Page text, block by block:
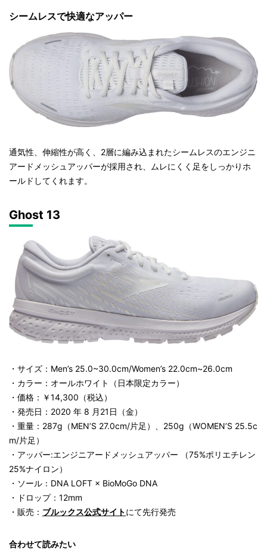
シームレスで快適なアッパー
通気性、伸縮性が高く、2層に編み込まれたシームレスのエンジニ
アードメッシュアッパーが採用され、ムレにくく足をしっかりホ
ールドしてくれます。
Ghost 13
・サイズ：Men’s 25.0~30.0cm/Women’s 22.0cm~26.0cm
・カラー：オールホワイト（日本限定カラー）
・価格：￥14,300（税込）
・発売日：2020 年 8 月21日（金）
・重量：287g（MEN’S 27.0cm/片足）、250g（WOMEN’S 25.5c
m/片足）
・アッパー:エンジニアードメッシュアッパー （75%ポリエチレン
25%ナイロン）
・ソール：DNA LOFT × BioMoGo DNA
・ドロップ：12mm
・販売： ブルックス公式サイトにて先行発売
合わせて読みたい